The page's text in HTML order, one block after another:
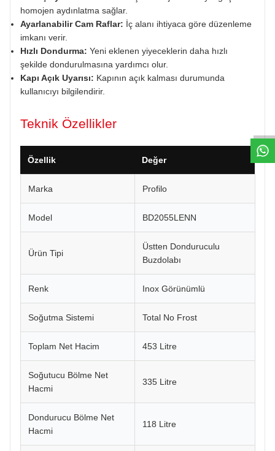
homojen aydınlatma sağlar.
Ayarlanabilir Cam Raflar: İç alanı ihtiyaca göre düzenleme
imkanı verir.
Hızlı Dondurma: Yeni eklenen yiyeceklerin daha hızlı
şekilde dondurulmasına yardımcı olur.
Kapı Açık Uyarısı: Kapının açık kalması durumunda
kullanıcıyı bilgilendirir.
Teknik Özellikler
Özellik Değer
Marka Profilo
Model BD2055LENN
Ürün Tipi
Üstten Donduruculu
Buzdolabı
Renk Inox Görünümlü
Soğutma Sistemi Total No Frost
Toplam Net Hacim 453 Litre
Soğutucu Bölme Net
Hacmi
335 Litre
Dondurucu Bölme Net
Hacmi
118 Litre